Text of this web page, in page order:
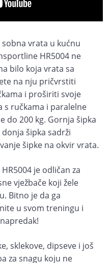
vrata u kućnu
HR5004 ne
bilo koja vrata sa
na nju pričvrstiti
i proširiti svoje
s ručkama i paralelne
do 200 kg. Gornja šipka
šipka sadrži
šipke na okvir vrata.
je odličan za
vježbače koji žele
Bitno je da ga
u svom treningu i
sklekove, dipseve i još
za snagu koju ne